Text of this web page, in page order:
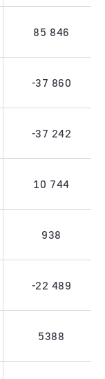
85 846
-37 860
-37 242
10 744
938
-22 489
5388